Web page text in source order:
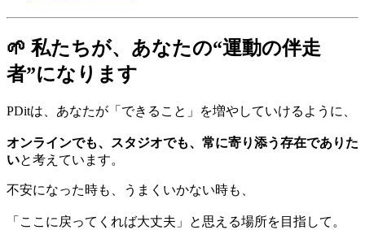
🌱 私たちが、あなたの“運動の伴走
者”になります
PDitは、あなたが「できること」を増やしていけるように、
オンラインでも、スタジオでも、常に寄り添う存在でありた
いと考えています。
不安になった時も、うまくいかない時も、
「ここに戻ってくれば大丈夫」と思える場所を目指して。